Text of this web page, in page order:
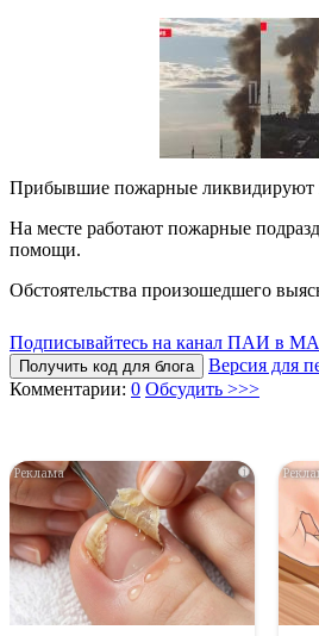
Прибывшие пожарные ликвидируют
На месте работают пожарные
помощи.
Обстоятельства произошедшего
Подписывайтесь на канал ПАИ в
Получить код для блога
Версия для
Комментарии: 0 Обсудить >>>
i